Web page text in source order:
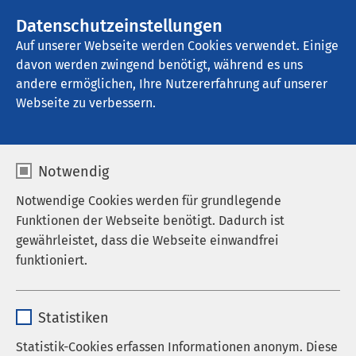
Datenschutzeinstellungen
Auf unserer Webseite werden Cookies verwendet. Einige
davon werden zwingend benötigt, während es uns
andere ermöglichen, Ihre Nutzererfahrung auf unserer
Webseite zu verbessern.
Notwendig
Notwendige Cookies werden für grundlegende
Funktionen der Webseite benötigt. Dadurch ist
gewährleistet, dass die Webseite einwandfrei
funktioniert.
Anbieter sgalinski
Statistiken
Statistik-Cookies erfassen Informationen anonym. Diese
AMEOS Klinikum Hildesheim